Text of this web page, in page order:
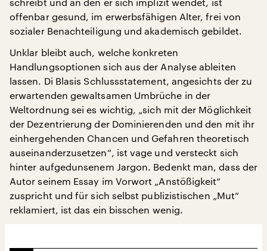
offenbar gesund, im erwerbsfähigen Alter, frei von
sozialer Benachteiligung und akademisch gebildet.
Unklar bleibt auch, welche konkreten
Handlungsoptionen sich aus der Analyse ableiten
lassen. Di Blasis Schlussstatement, angesichts der zu
erwartenden gewaltsamen Umbrüche in der
Weltordnung sei es wichtig, „sich mit der Möglichkeit
der Dezentrierung der Dominierenden und den mit ihr
einhergehenden Chancen und Gefahren theoretisch
auseinanderzusetzen“, ist vage und versteckt sich
hinter aufgedunsenem Jargon. Bedenkt man, dass der
Autor seinem Essay im Vorwort „Anstößigkeit“
zuspricht und für sich selbst publizistischen „Mut“
reklamiert, ist das ein bisschen wenig.